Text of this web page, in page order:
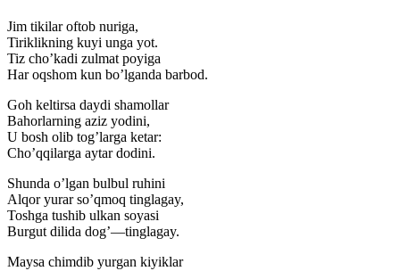
Jim tikilar oftob nuriga,
Tiriklikning kuyi unga yot.
Tiz cho’kadi zulmat poyiga
Har oqshom kun bo’lganda barbod.
Goh keltirsa daydi shamollar
Bahorlarning aziz yodini,
U bosh olib tog’larga ketar:
Cho’qqilarga aytar dodini.
Shunda o’lgan bulbul ruhini
Alqor yurar so’qmoq tinglagay,
Toshga tushib ulkan soyasi
Burgut dilida dog’—tinglagay.
Maysa chimdib yurgan kiyiklar